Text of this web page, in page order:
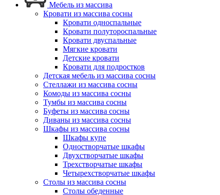
Мебель из массива
Кровати из массива сосны
Кровати односпальные
Кровати полутороспальные
Кровати двуспальные
Мягкие кровати
Детские кровати
Кровати для подростков
Детская мебель из массива сосны
Стеллажи из массива сосны
Комоды из массива сосны
Тумбы из массива сосны
Буфеты из массива сосны
Диваны из массива сосны
Шкафы из массива сосны
Шкафы купе
Одностворчатые шкафы
Двухстворчатые шкафы
Трехстворчатые шкафы
Четырехстворчатые шкафы
Столы из массива сосны
Столы обеденные